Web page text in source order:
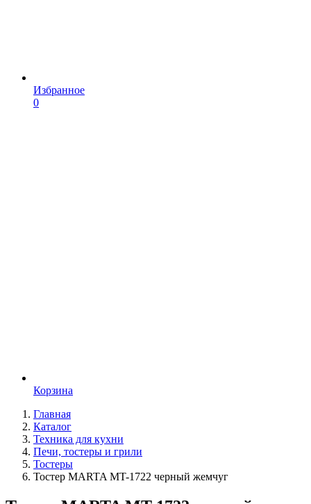
Избранное
0
Корзина
Главная
Каталог
Техника для кухни
Печи, тостеры и грили
Тостеры
Тостер MARTA MT-1722 черный жемчуг